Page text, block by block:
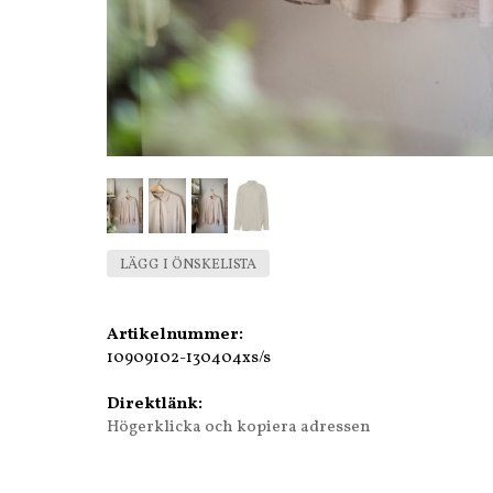
LÄGG I ÖNSKELISTA
Artikelnummer:
10909102-130404xs/s
Direktlänk:
Högerklicka och kopiera adressen